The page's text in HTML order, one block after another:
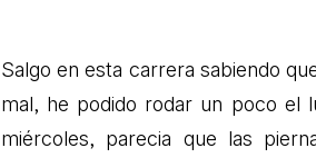
Salgo en esta carrera sabiendo
mal, he podido rodar un poco el
miércoles, parecia que las